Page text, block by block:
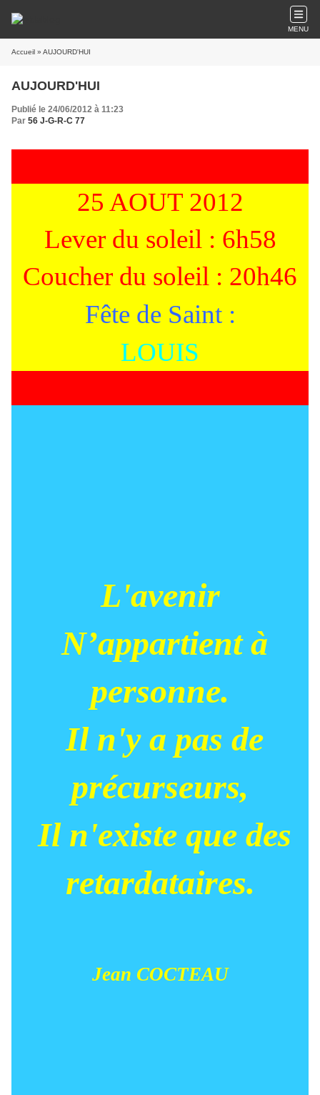
MENU
Accueil » AUJOURD'HUI
AUJOURD'HUI
Publié le 24/06/2012 à 11:23
Par 56 J-G-R-C 77
25 AOUT 2012
Lever du soleil : 6h58
Coucher du soleil : 20h46
Fête de Saint :
LOUIS
L'avenir
N’appartient à
personne.
Il n'y a pas de
précurseurs,
Il n'existe que des
retardataires.
Jean COCTEAU